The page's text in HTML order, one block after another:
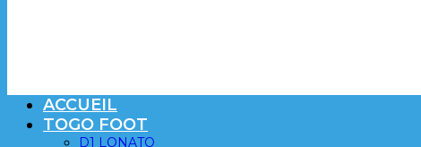
ACCUEIL
TOGO FOOT
D1 LONATO